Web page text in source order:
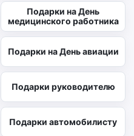
Подарки на День
медицинского работника
Подарки на День авиации
Подарки руководителю
Подарки автомобилисту